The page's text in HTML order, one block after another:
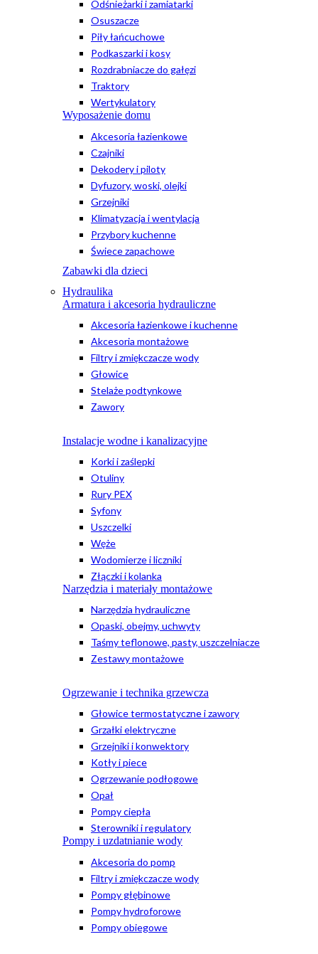
Odśnieżarki i zamiatarki
Osuszacze
Piły łańcuchowe
Podkaszarki i kosy
Rozdrabniacze do gałęzi
Traktory
Wertykulatory
Wyposażenie domu
Akcesoria łazienkowe
Czajniki
Dekodery i piloty
Dyfuzory, woski, olejki
Grzejniki
Klimatyzacja i wentylacja
Przybory kuchenne
Świece zapachowe
Zabawki dla dzieci
Hydraulika
Armatura i akcesoria hydrauliczne
Akcesoria łazienkowe i kuchenne
Akcesoria montażowe
Filtry i zmiękczacze wody
Głowice
Stelaże podtynkowe
Zawory
Instalacje wodne i kanalizacyjne
Korki i zaślepki
Otuliny
Rury PEX
Syfony
Uszczelki
Węże
Wodomierze i liczniki
Złączki i kolanka
Narzędzia i materiały montażowe
Narzędzia hydrauliczne
Opaski, obejmy, uchwyty
Taśmy teflonowe, pasty, uszczelniacze
Zestawy montażowe
Ogrzewanie i technika grzewcza
Głowice termostatyczne i zawory
Grzałki elektryczne
Grzejniki i konwektory
Kotły i piece
Ogrzewanie podłogowe
Opał
Pompy ciepła
Sterowniki i regulatory
Pompy i uzdatnianie wody
Akcesoria do pomp
Filtry i zmiękczacze wody
Pompy głębinowe
Pompy hydroforowe
Pompy obiegowe